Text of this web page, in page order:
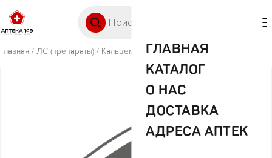
ГЛАВНАЯ
КАТАЛОГ
О НАС
ДОСТАВКА
АДРЕСА АПТЕК
Главная / ЛС (препараты) / Кальцемин адванс №30 таб